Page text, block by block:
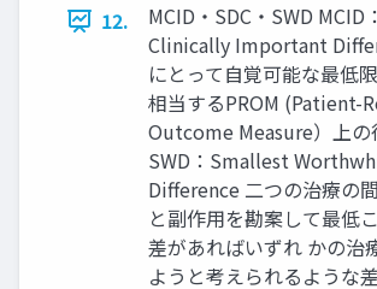
12.
MCID・SDC・SWD
Clinically Important
にとって自覚可能な最低
相当するPROM (Patient-
Outcome Measure）上の
SWD：Smallest
Difference 二つの治療の
と副作用を勘案して最低
差があればいずれ かの治
ようと考えられるような